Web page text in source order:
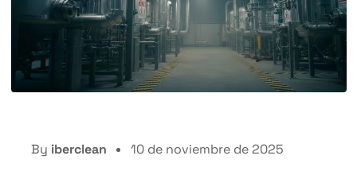
By iberclean 10 de noviembre de 2025